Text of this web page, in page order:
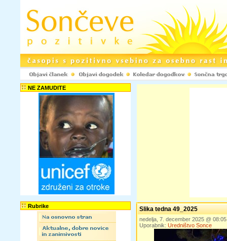
NE ZAMUDITE
Rubrike Slika tedna 49_2025
nedelja, 7. december 2025 @
Uporabnik: Uredništvo Sonce